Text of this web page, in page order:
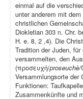
einmal auf die
unter anderem mit
christlichen
Diokletian 303 n. Chr.
H. e. 8, 2 ,4). Die
Tradition der Juden,
versammelten, den
(προσευχή/proseuchè/
Versammlungsorte der
Funktionen:
Zusammenkünfte und